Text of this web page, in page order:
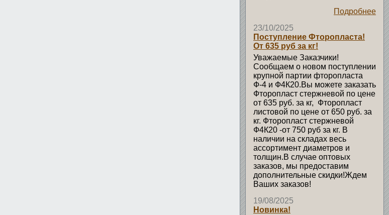
Подробнее
23/10/2025
Поступление Фторопласта!
От 635 руб за кг!
Уважаемые Заказчики!
Сообщаем о новом поступлении
крупной партии фторопласта
Ф-4 и Ф4К20.Вы можете заказать
Фторопласт стержневой по цене
от 635 руб. за кг, Фторопласт
листовой по цене от 650 руб. за
кг. Фторопласт стержневой
Ф4К20 -от 750 руб за кг. В
наличии на складах весь
ассортимент диаметров и
толщин.В случае оптовых
заказов, мы предоставим
дополнительные скидки!Ждем
Ваших заказов!
19/08/2025
Новинка!